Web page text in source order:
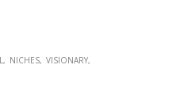
NICHES VISIONARY